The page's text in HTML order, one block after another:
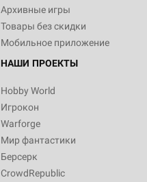
Архивные игры
Товары без скидки
Мобильное приложение
НАШИ ПРОЕКТЫ
Hobby World
Игрокон
Warforge
Мир фантастики
Берсерк
CrowdRepublic